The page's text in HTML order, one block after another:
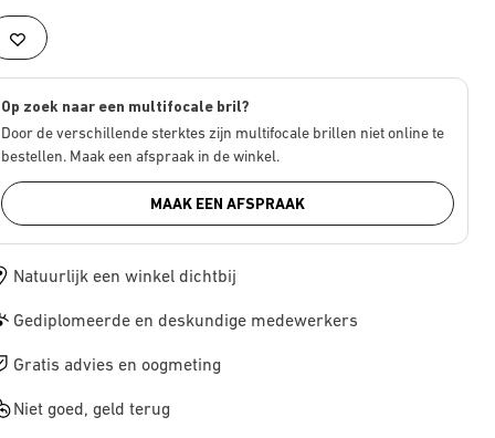
Op zoek naar een multifocale bril?
Door de verschillende sterktes zijn multifocale brillen niet online te
bestellen. Maak een afspraak in de winkel.
MAAK EEN AFSPRAAK
Natuurlijk een winkel dichtbij
Gediplomeerde en deskundige medewerkers
Gratis advies en oogmeting
Niet goed, geld terug